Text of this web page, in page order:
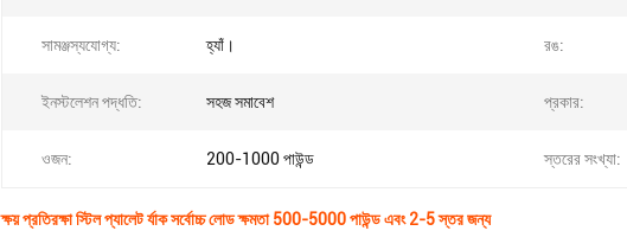
সামঞ্জস্যযোগ্য: হ্যাঁ। রঙ:
ইনস্টলেশন পদ্ধতি: সহজ সমাবেশ প্রকার:
ওজন: 200-1000 পাউন্ড স্তরের সংখ্যা:
ক্ষয় প্রতিরক্ষা স্টিল প্যালেট র্যাক সর্বোচ্চ লোড ক্ষমতা 500-5000 পাউন্ড এবং 2-5 স্তর জন্য